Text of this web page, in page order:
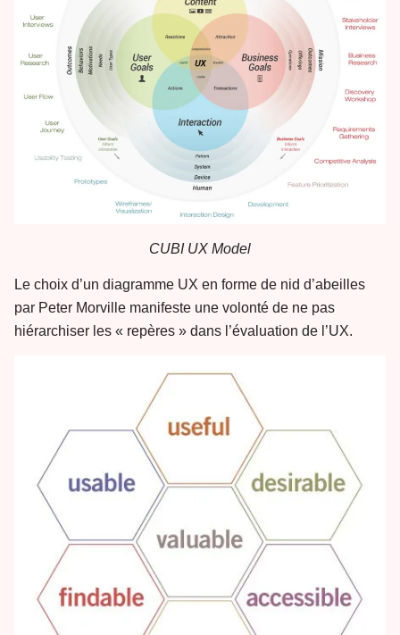
CUBI UX Model
Le choix d’un diagramme UX en forme de nid d’abeilles
par Peter Morville manifeste une volonté de ne pas
hiérarchiser les « repères » dans l’évaluation de l’UX.